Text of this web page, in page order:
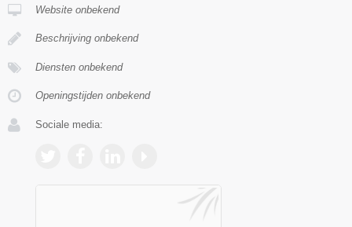
Website onbekend
Beschrijving onbekend
Diensten onbekend
Openingstijden onbekend
Sociale media: